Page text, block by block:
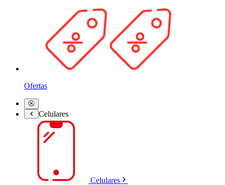
Ofertas
Celulares
Celulares